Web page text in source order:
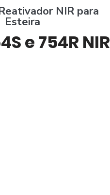
NIR para
Esteira
e 754R NIR